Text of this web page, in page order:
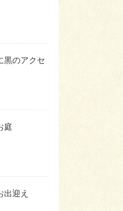
黒のアクセ
庭
出迎え